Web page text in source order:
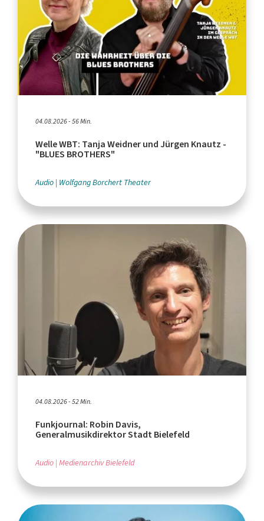
04.08.2026 - 56 Min.
Welle WBT: Tanja Weidner und Jürgen Knautz -
"BLUES BROTHERS"
Audio Wolfgang Borchert Theater
04.08.2026 - 52 Min.
Funkjournal: Robin Davis,
Generalmusikdirektor Stadt Bielefeld
Audio Medienarchiv Bielefeld